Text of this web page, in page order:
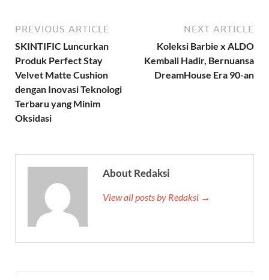
PREVIOUS ARTICLE
SKINTIFIC Luncurkan
Produk Perfect Stay
Velvet Matte Cushion
dengan Inovasi Teknologi
Terbaru yang Minim
Oksidasi
NEXT ARTICLE
Koleksi Barbie x ALDO
Kembali Hadir, Bernuansa
DreamHouse Era 90-an
About Redaksi
View all posts by Redaksi →